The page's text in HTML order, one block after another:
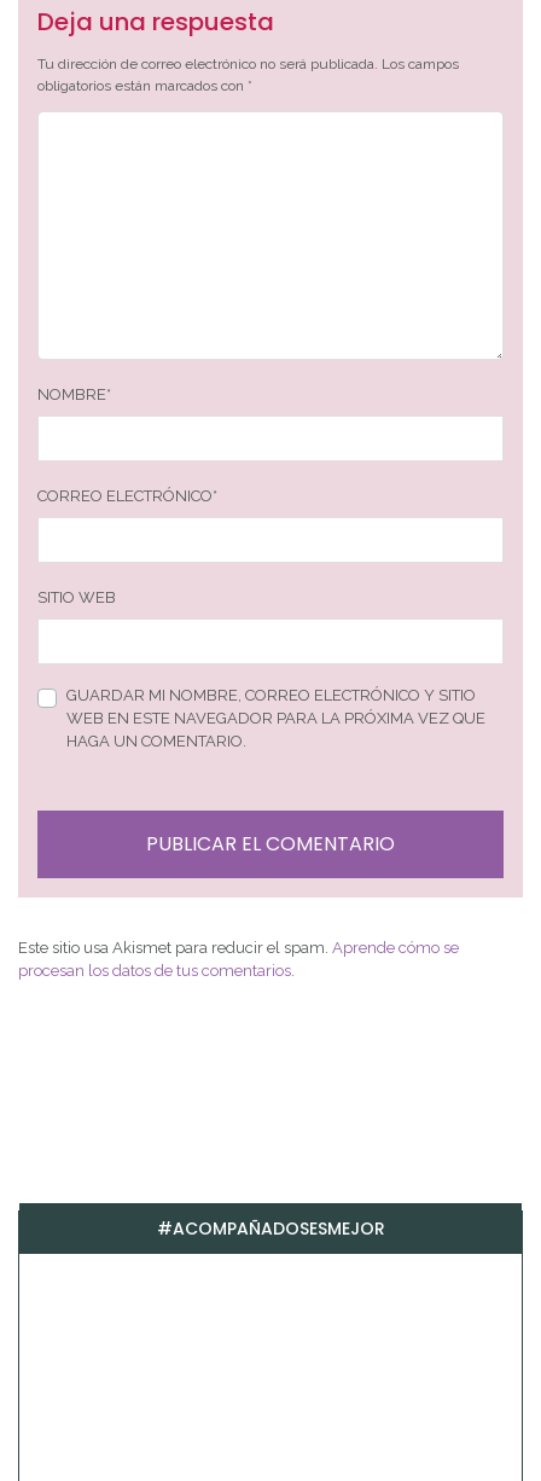
Deja una respuesta
Tu dirección de correo electrónico no será publicada. Los campos
obligatorios están marcados con *
NOMBRE*
CORREO ELECTRÓNICO*
SITIO WEB
GUARDAR MI NOMBRE, CORREO ELECTRÓNICO Y SITIO
WEB EN ESTE NAVEGADOR PARA LA PRÓXIMA VEZ QUE
HAGA UN COMENTARIO.
Este sitio usa Akismet para reducir el spam. Aprende cómo se
procesan los datos de tus comentarios.
#ACOMPAÑADOSESMEJOR